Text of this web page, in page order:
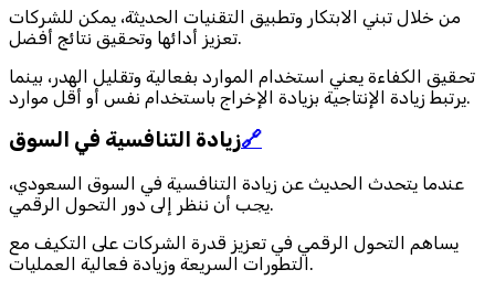
من خلال تبني الابتكار وتطبيق التقنيات الحديثة، يمكن للشركات
تعزيز أدائها وتحقيق نتائج أفضل.
تحقيق الكفاءة يعني استخدام الموارد بفعالية وتقليل الهدر، بينما
يرتبط زيادة الإنتاجية بزيادة الإخراج باستخدام نفس أو أقل موارد.
زيادة التنافسية في السوق🔗
عندما يتحدث الحديث عن زيادة التنافسية في السوق السعودي،
يجب أن ننظر إلى دور التحول الرقمي.
يساهم التحول الرقمي في تعزيز قدرة الشركات على التكيف مع
التطورات السريعة وزيادة فعالية العمليات.